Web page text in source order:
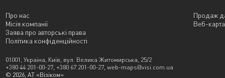
Про нас
Місія компанії
Заява про авторські права
Політика конфіденційності
Продаж
Веб-карта
01001, Україна, Київ, вул. Велика Житомирська, 25/2
+380 44 201-00-27, +380 67 201-00-27, web-maps@visi.com.ua
© 2026, АТ «Візіком»